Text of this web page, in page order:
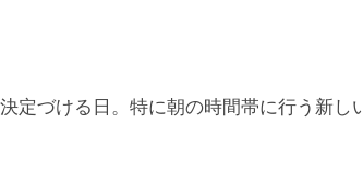
定づける日。特に朝の時間帯に行う新し